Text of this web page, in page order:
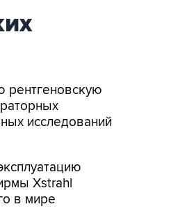
рентгеновскую
исследований
Xstrahl
в мире